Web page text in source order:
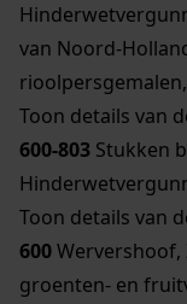
van Noord-
Toon details van
600-803 Stukken
Toon details van
600Wervershoof,
groenten- en